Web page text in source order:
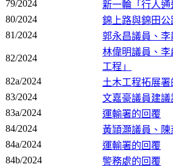
79/2024
新一輪「行人通
80/2024
錦上路與錦田
81/2024
郭永昌議員、李
82/2024
林偉明議員、
工程」
82a/2024
土木工程拓展署
83/2024
文嘉豪議員建議
83a/2024
運輸署的回覆
84/2024
黃頴灝議員、陳
84a/2024
運輸署的回覆
84b/2024
警務處的回覆